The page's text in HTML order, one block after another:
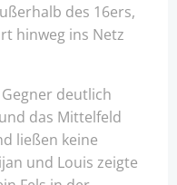
des 16ers,
hinweg ins Netz
deutlich
das Mittelfeld
ließen keine
und Louis zeigte